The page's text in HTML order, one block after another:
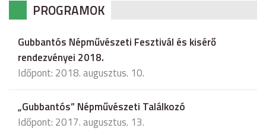
PROGRAMOK
Gubbantós Népművészeti Fesztivál és kisérő
rendezvényei 2018.
Időpont: 2018. augusztus. 10.
„Gubbantós” Népművészeti Találkozó
Időpont: 2017. augusztus. 13.